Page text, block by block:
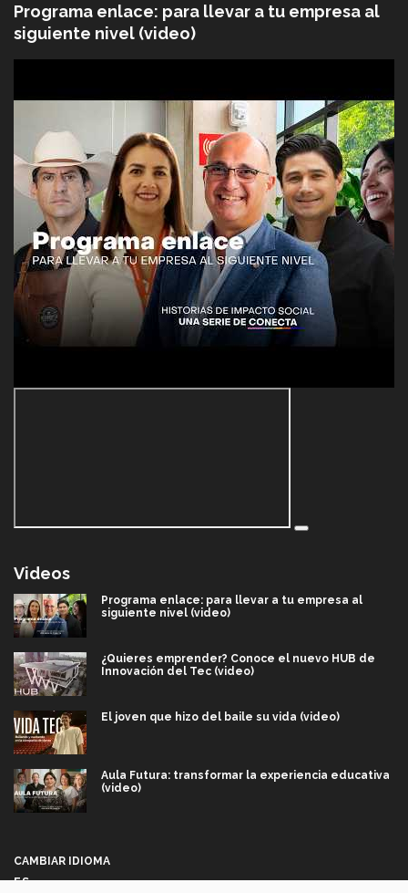
Programa enlace: para llevar a tu empresa al
siguiente nivel (video)
Videos
Programa enlace: para llevar a tu empresa al
siguiente nivel (video)
¿Quieres emprender? Conoce el nuevo HUB de
Innovación del Tec (video)
El joven que hizo del baile su vida (video)
Aula Futura: transformar la experiencia educativa
(video)
CAMBIAR IDIOMA
ES